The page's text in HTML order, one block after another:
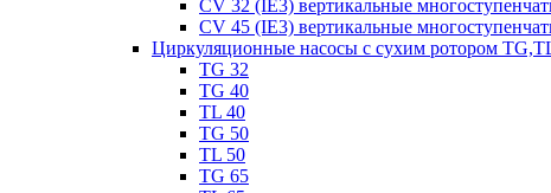
CV 32 (IE3) вертикальные
CV 45 (IE3) вертикальные
Циркуляционные насосы с сухим ротором
TG 32
TG 40
TL 40
TG 50
TL 50
TG 65